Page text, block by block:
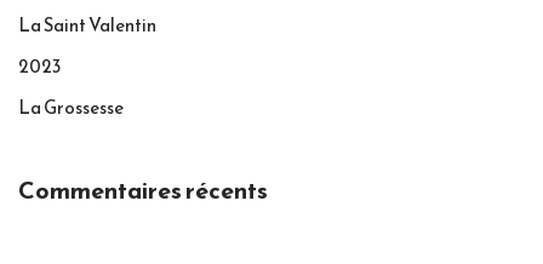
La Saint Valentin
2023
La Grossesse
Commentaires récents